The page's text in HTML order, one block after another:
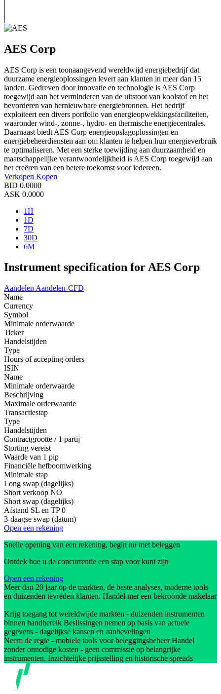
AES Corp
AES Corp is een toonaangevend wereldwijd energiebedrijf dat
duurzame energieoplossingen levert aan klanten in meer dan 15
landen. Gedreven door innovatie en technologie is AES Corp
toegewijd aan het verminderen van de uitstoot van koolstof en het
bevorderen van hernieuwbare energiebronnen. Het bedrijf
exploiteert een divers portfolio van energieopwekkingsfaciliteiten,
waaronder wind-, zonne-, hydro- en thermische energiecentrales.
Daarnaast biedt AES Corp energieopslagoplossingen en
energiebeheerdiensten aan om klanten te helpen hun energieverbruik
te optimaliseren. Met een sterke toewijding aan duurzaamheid en
maatschappelijke verantwoordelijkheid is AES Corp toegewijd aan
het creëren van een betere toekomst voor iedereen.
Verkopen Kopen
BID 0.0000
ASK 0.0000
1H
1D
7D
30D
6M
Instrument specification for AES Corp
Aandelen Aandelen-CFD
Name
Currency
Symbol
Minimale orderwaarde
Ticker
Handelstijden
Type
Hours of accepting orders
ISIN
Name
Minimale orderwaarde
Beschrijving
Maximale orderwaarde
Transactiestap
Type
Handelstijden
Contractgrootte / 1 partij
Storting vereist
Waarde van 1 pip
Financiële hefboomwerking
Minimale stap
Long swap (dagelijks)
Short verkoop NO
Short swap (dagelijks)
Afstand SL en TP 0
3-daagse swap (datum)
Open een rekening
Snelle opening van een rekening, begin nu met beleggen
Ontdek hoe u de concurrentie een stap voor kunt zijn
Open een rekening
Meer dan 20 jaar op de markten, de beste analyses, moderne tools
en duizenden tevreden klanten. Handel met een bekroonde makelaar
Krijg toegang tot wereldwijde markten - duizenden instrumenten
binnen handbereik Beslissingen nemen op basis van actuele
gegevens - dagelijkse kansen en aanbevelingen
Neem de regie - mobiele tools voor beleggingsbeheer Handel
zonder onnodige kosten - geen commissie op belangrijke
instrumenten. Inzichtelijke prijsstelling en historische spreads